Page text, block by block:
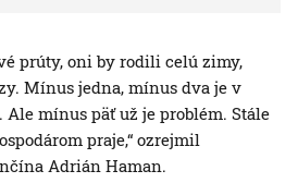
prúty, oni by rodili celú zimy,
Mínus jedna, mínus dva je v
Ale mínus päť už je problém. Stále
praje,“ ozrejmil
Adrián Haman.